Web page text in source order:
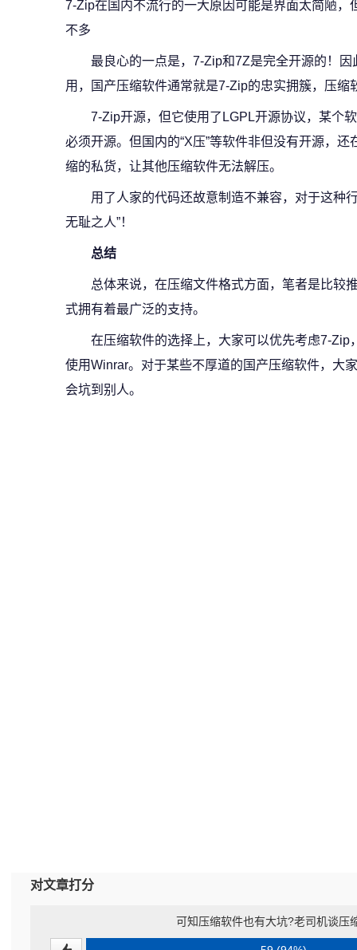
7-Zip在国内不流行的一大原因可能是界面太简陋
不多
最良心的一点是，7-Zip和7Z是完全开源的！
用，国产压缩软件通常就是7-Zip的忠实拥簇，压缩
7-Zip开源，但它使用了LGPL开源协议，某个
必须开源。但国内的“X压”等软件非但没有开源，
缩的私货，让其他压缩软件无法解压。
用了人家的代码还故意制造不兼容，对于这种
无耻之人”！
总结
总体来说，在压缩文件格式方面，笔者是比较
式拥有着最广泛的支持。
在压缩软件的选择上，大家可以优先考虑7-
使用Winrar。对于某些不厚道的国产压缩软件，大
会坑到别人。
对文章打分
可知压缩软件也有大坑?老司机谈压